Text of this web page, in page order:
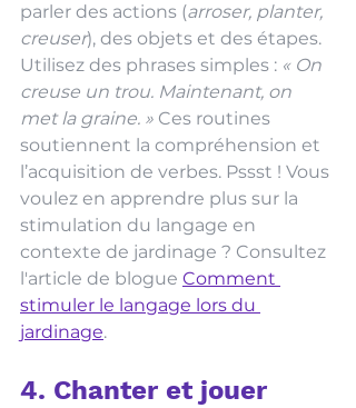
parler des actions (arroser, planter,
creuser), des objets et des étapes.
Utilisez des phrases simples : « On
creuse un trou. Maintenant, on
met la graine. » Ces routines
soutiennent la compréhension et
l’acquisition de verbes. Pssst ! Vous
voulez en apprendre plus sur la
stimulation du langage en
contexte de jardinage ? Consultez
l'article de blogue Comment
stimuler le langage lors du
jardinage.
4. Chanter et jouer